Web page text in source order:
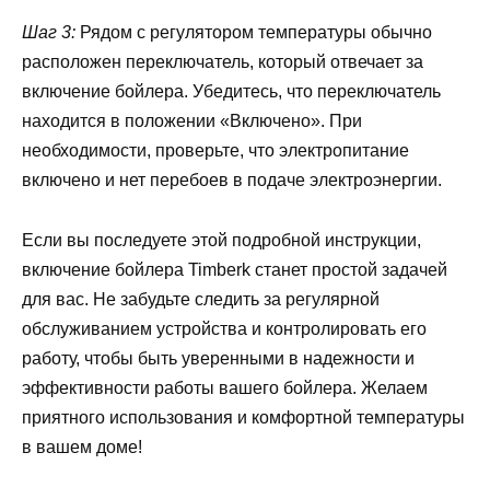
Шаг 3: Рядом с регулятором температуры обычно
расположен переключатель, который отвечает за
включение бойлера. Убедитесь, что переключатель
находится в положении «Включено». При
необходимости, проверьте, что электропитание
включено и нет перебоев в подаче электроэнергии.
Если вы последуете этой подробной инструкции,
включение бойлера Timberk станет простой задачей
для вас. Не забудьте следить за регулярной
обслуживанием устройства и контролировать его
работу, чтобы быть уверенными в надежности и
эффективности работы вашего бойлера. Желаем
приятного использования и комфортной температуры
в вашем доме!